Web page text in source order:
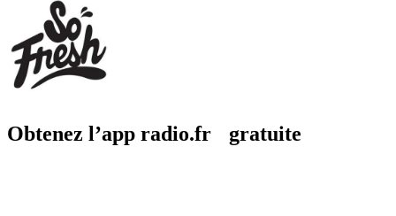
Obtenez l’app radio.fr gratuite